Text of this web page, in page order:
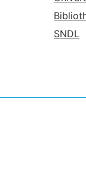
SNDL